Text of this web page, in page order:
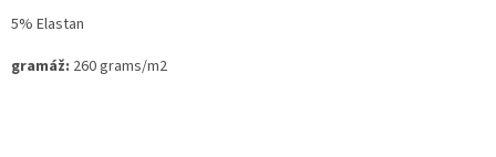
5% Elastan
gramáž: 260 grams/m2